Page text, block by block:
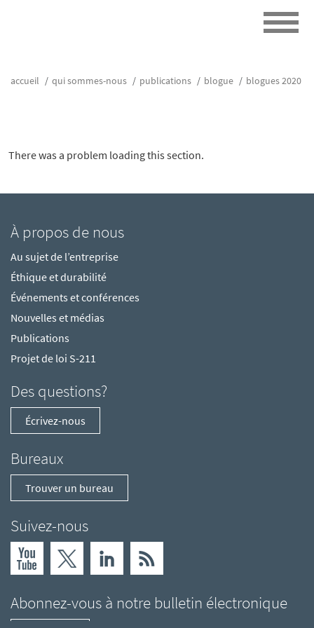
accueil qui sommes-nous publications blogue blogues 2020
There was a problem loading this section.
À propos de nous
Au sujet de l’entreprise
Éthique et durabilité
Événements et conférences
Nouvelles et médias
Publications
Projet de loi S-211
Des questions?
Écrivez-nous
Bureaux
Trouver un bureau
Suivez-nous
Abonnez-vous à notre bulletin électronique